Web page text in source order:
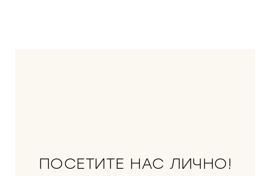
ПОСЕТИТЕ НАС ЛИЧНО!